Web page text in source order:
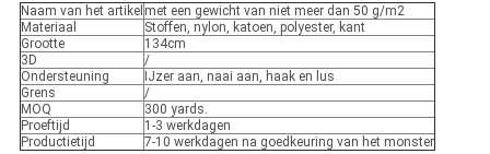
Naam van het artikel met een gewicht van niet meer dan 50 g/m2
Materiaal
Stoffen, nylon, katoen, polyester, kant
Grootte
134cm
3D
/
Ondersteuning
IJzer aan, naai aan, haak en lus
Grens
/
MOQ
300 yards.
Proeftijd
1-3 werkdagen
Productietijd
7-10 werkdagen na goedkeuring van het monster